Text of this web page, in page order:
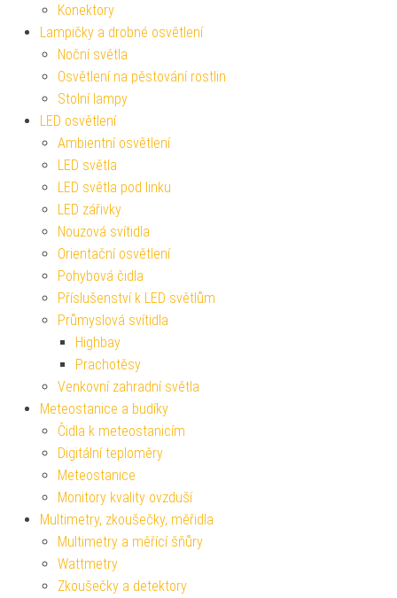
Konektory
Lampičky a drobné osvětlení
Noční světla
Osvětlení na pěstování rostlin
Stolní lampy
LED osvětlení
Ambientní osvětlení
LED světla
LED světla pod linku
LED zářivky
Nouzová svítidla
Orientační osvětlení
Pohybová čidla
Příslušenství k LED světlům
Průmyslová svítidla
Highbay
Prachotěsy
Venkovní zahradní světla
Meteostanice a budíky
Čidla k meteostanicím
Digitální teploměry
Meteostanice
Monitory kvality ovzduší
Multimetry, zkoušečky, měřidla
Multimetry a měřící šňůry
Wattmetry
Zkoušečky a detektory